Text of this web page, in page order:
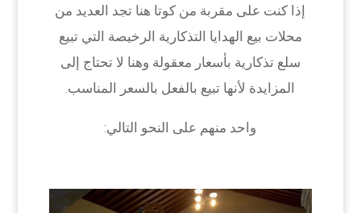
إذا كنت على مقربة من كوتا هنا تجد العديد من
محلات بيع الهدايا التذكارية الرخيصة التي تبيع
سلع تذكارية بأسعار معقولة وهنا لا تحتاج إلى
المزايدة لأنها تبيع بالفعل بالسعر المناسب.
واحد منهم على النحو التالي: